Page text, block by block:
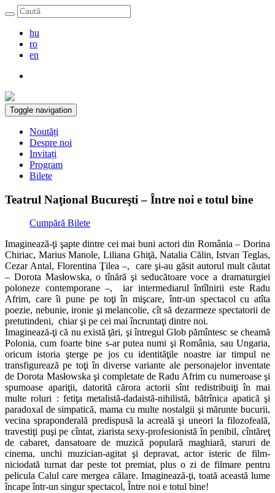
hu
ro
en
Toggle navigation
Noutăți
Despre noi
Invitați
Program
Bilete
Teatrul Naţional Bucureşti – Între noi e totul bine
Cumpără Bilete
Imaginează-ţi şapte dintre cei mai buni actori din România – Dorina
Chiriac, Marius Manole, Liliana Ghiţă, Natalia Călin, Istvan Teglas,
Cezar Antal, Florentina Ţilea –, care şi-au găsit autorul mult căutat
– Dorota Masłowska, o tînără şi seducătoare voce a dramaturgiei
poloneze contemporane –, iar intermediarul întîlnirii este Radu
Afrim, care îi pune pe toţi în mişcare, într-un spectacol cu atîta
poezie, nebunie, ironie şi melancolie, cît să dezarmeze spectatorii de
pretutindeni, chiar şi pe cei mai încruntaţi dintre noi.
Imaginează-ţi că nu există ţări, şi întregul Glob pămîntesc se cheamă
Polonia, cum foarte bine s-ar putea numi şi România, sau Ungaria,
oricum istoria şterge pe jos cu identităţile noastre iar timpul ne
transfigurează pe toţi în diverse variante ale personajelor inventate
de Dorota Masłowska şi completate de Radu Afrim cu numeroase şi
spumoase apariţii, datorită cărora actorii sînt redistribuiţi în mai
multe roluri : fetiţa metalistă-dadaistă-nihilistă, bătrînica apatică şi
paradoxal de simpatică, mama cu multe nostalgii şi mărunte bucurii,
vecina spraponderală predispusă la acreală şi uneori la filozofeală,
travestiţi puşi pe cîntat, ziarista sexy-profesionistă în penibil, cîntăreţ
de cabaret, dansatoare de muzică populară maghiară, staruri de
cinema, unchi muzician-agitat şi depravat, actor isteric de film-
niciodată turnat dar peste tot premiat, plus o zi de filmare pentru
pelicula Calul care mergea călare. Imaginează-ţi, toată această lume
încape într-un singur spectacol, Între noi e totul bine!